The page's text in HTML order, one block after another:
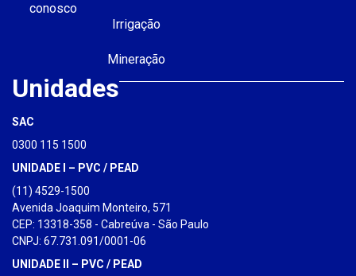
conosco
Irrigação
Mineração
Unidades
SAC
0300 115 1500
UNIDADE I – PVC / PEAD
(11) 4529-1500
Avenida Joaquim Monteiro, 571
CEP: 13318-358 - Cabreúva - São Paulo
CNPJ: 67.731.091/0001-06
UNIDADE II – PVC / PEAD